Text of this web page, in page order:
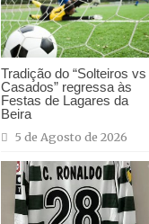
Tradição do “Solteiros vs
Casados” regressa às
Festas de Lagares da
Beira
5 de Agosto de 2026